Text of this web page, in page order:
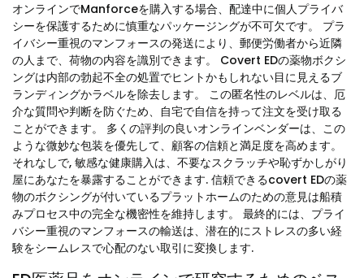
オンラインでManforceを購入する場合、配達中に個人プライバ
シーを保護するために慎重なパッケージングが不可欠です。 プラ
イバシー重視のマンフォースの発送により、郵便労働者から近隣
の人まで、荷物の内容を識別できます。 Covert EDの薬物ボクシ
ングは内部の勃起不全の処置でヒントかもしれない目に見えるブ
ランディングかラベルを除去します。 この匿名性のレベルは、厄
介な質問や判断を防ぐため、自宅で自信を持って注文を受け取る
ことができます。 多くの評判の良いオンラインベンダーは、この
ような微妙な包装を優先して、顧客の信頼と満足度を高めます。
それなしで, 敏感な健康購入は、不要なスクラッチや恥ずかしがり
屋にあなたを暴露することができます. 信頼できるcovert EDの薬
物のボクシングが付いているプラットホームのための意見は船積
みプロセス中の完全な機密性を維持します。 最終的には、プライ
バシー重視のマンフォースの輸送は、潜在的にストレスの多い経
験をシームレスで心配のない取引に変換します.